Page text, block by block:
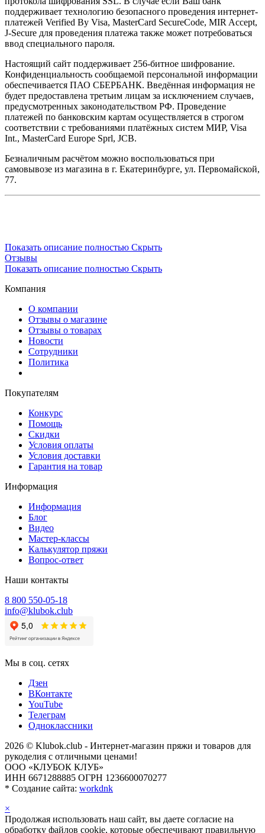
поддерживает технологию безопасного проведения интернет-
платежей Verified By Visa, MasterCard SecureCode, MIR Accept,
J-Secure для проведения платежа также может потребоваться
ввод специального пароля.
Настоящий сайт поддерживает 256-битное шифрование.
Конфиденциальность сообщаемой персональной информации
обеспечивается ПАО СБЕРБАНК. Введённая информация не
будет предоставлена третьим лицам за исключением случаев,
предусмотренных законодательством РФ. Проведение
платежей по банковским картам осуществляется в строгом
соответствии с требованиями платёжных систем МИР, Visa
Int., MasterCard Europe Sprl, JCB.
Безналичным расчётом можно воспользоваться при
самовывозе из магазина в г. Екатеринбурге, ул. Первомайской,
77.
Показать описание полностью Скрыть
Отзывы
Показать описание полностью Скрыть
Компания
О компании
Отзывы о магазине
Отзывы о товарах
Новости
Сотрудники
Политика
Покупателям
Конкурс
Помощь
Скидки
Условия оплаты
Условия доставки
Гарантия на товар
Информация
Информация
Блог
Видео
Мастер-классы
Калькулятор пряжи
Вопрос-ответ
Наши контакты
8 800 550-05-18
info@klubok.club
Мы в соц. сетях
Дзен
ВКонтакте
YouTube
Телеграм
Одноклассники
2026 © Klubok.club - Интернет-магазин пряжи и товаров для
рукоделия с отличными ценами!
ООО «КЛУБОК КЛУБ»
ИНН 6671288885 ОГРН 1236600070277
* Создание сайта: workdnk
×
Продолжая использовать наш сайт, вы даете согласие на
обработку файлов cookie, которые обеспечивают правильную